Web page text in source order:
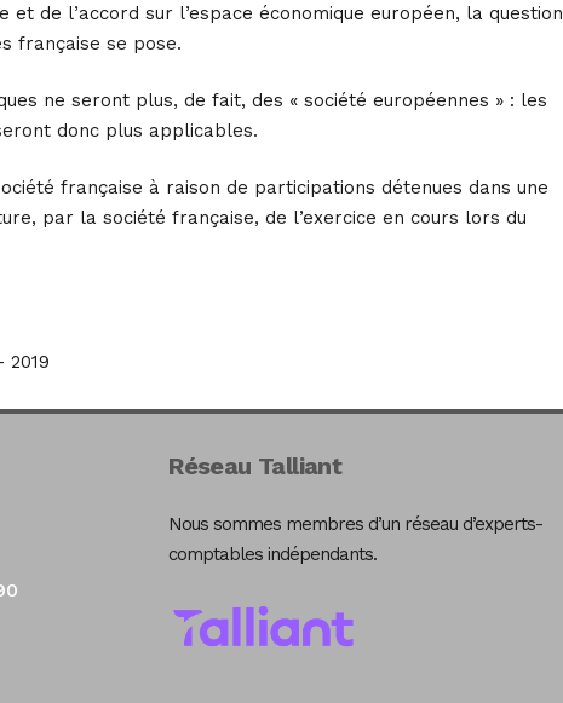
de l’accord sur l’espace économique européen, la question
française se pose.
ne seront plus, de fait, des « société européennes » : les
donc plus applicables.
française à raison de participations détenues dans une
par la société française, de l’exercice en cours lors du
2019
Réseau Talliant
Nous sommes membres d’un réseau d’experts-
comptables indépendants.